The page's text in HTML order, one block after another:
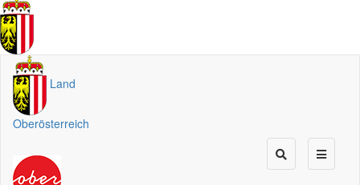
Land
Oberösterreich